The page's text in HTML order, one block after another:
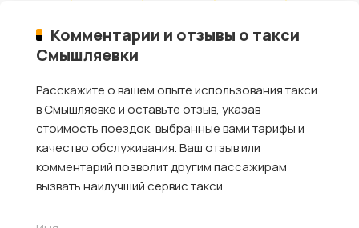
Комментарии и отзывы о такси
Смышляевки
Расскажите о вашем опыте использования такси
в Смышляевке и оставьте отзыв, указав
стоимость поездок, выбранные вами тарифы и
качество обслуживания. Ваш отзыв или
комментарий позволит другим пассажирам
вызвать наилучший сервис такси.